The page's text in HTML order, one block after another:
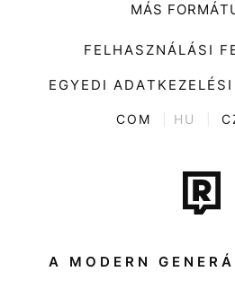
Zene
Divat
Kultúra
ENTR
Tech-
Sport
MÁS
FELHASZNÁLÁSI
EGYEDI
COM HU
A MODERN